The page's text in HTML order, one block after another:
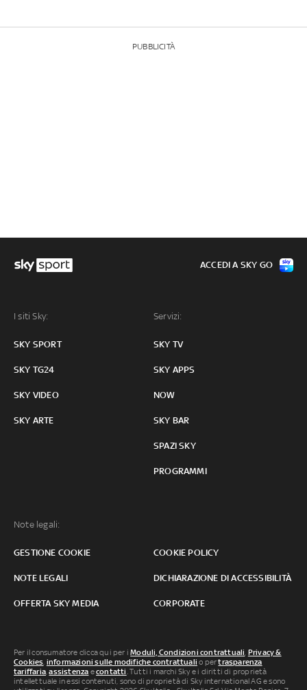
PUBBLICITÀ
I siti Sky:
SKY SPORT
SKY TG24
SKY VIDEO
SKY ARTE
Servizi:
SKY TV
SKY APPS
NOW
SKY BAR
SPAZI SKY
PROGRAMMI
Note legali:
GESTIONE COOKIE COOKIE POLICY
NOTE LEGALI DICHIARAZIONE DI ACCESSIBILITÀ
OFFERTA SKY MEDIA CORPORATE
ACCEDI A SKY GO
Per il consumatore clicca qui per iModuli, Condizioni contrattuali Privacy &
Cookies informazioni sulle modifiche contrattuali o pertrasparenza
tariffaria ,assistenza econtatti . Tutti i marchi Sky e i diritti di proprietà
intellettuale in essi contenuti, sono di proprietà di Sky international AG e sono